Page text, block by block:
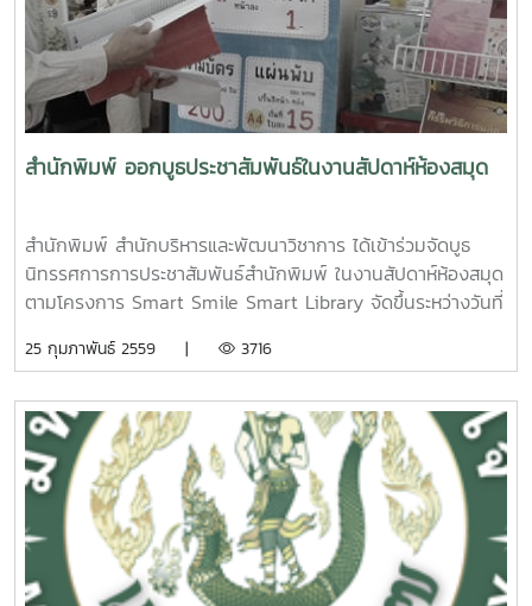
สำนักพิมพ์ ออกบูธประชาสัมพันธ์ในงานสัปดาห์ห้องสมุด
สำนักพิมพ์ สำนักบริหารและพัฒนาวิชาการ ได้เข้าร่วมจัดบูธ
นิทรรศการการประชาสัมพันธ์สำนักพิมพ์ ในงานสัปดาห์ห้องสมุด
ตามโครงการ Smart Smile Smart Library จัดขึ้นระหว่างวันที่
ในการประชาสัมพันธ์ในงานดังกล่าวได้รับความสนใจจากผู้เข้า
25 กุมภาพันธ์ 2559 | 3716